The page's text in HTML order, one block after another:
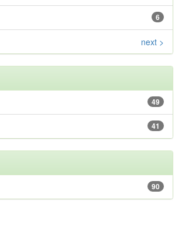
6
next >
49
41
90